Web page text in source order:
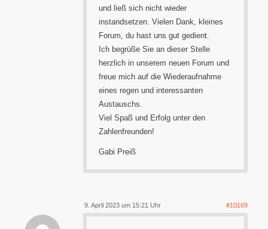
und ließ sich nicht wieder
instandsetzen. Vielen Dank, kleines
Forum, du hast uns gut gedient.
Ich begrüße Sie an dieser Stelle
herzlich in unserem neuen Forum und
freue mich auf die Wiederaufnahme
eines regen und interessanten
Austauschs.
Viel Spaß und Erfolg unter den
Zahlenfreunden!
Gabi Preiß
9. April 2023 um 15:21 Uhr #10169